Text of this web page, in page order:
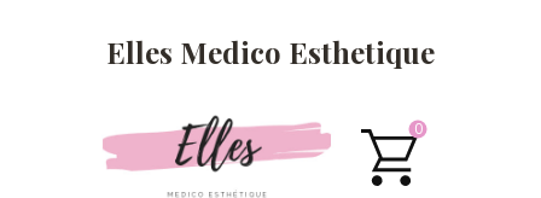
Elles Medico Esthetique
0